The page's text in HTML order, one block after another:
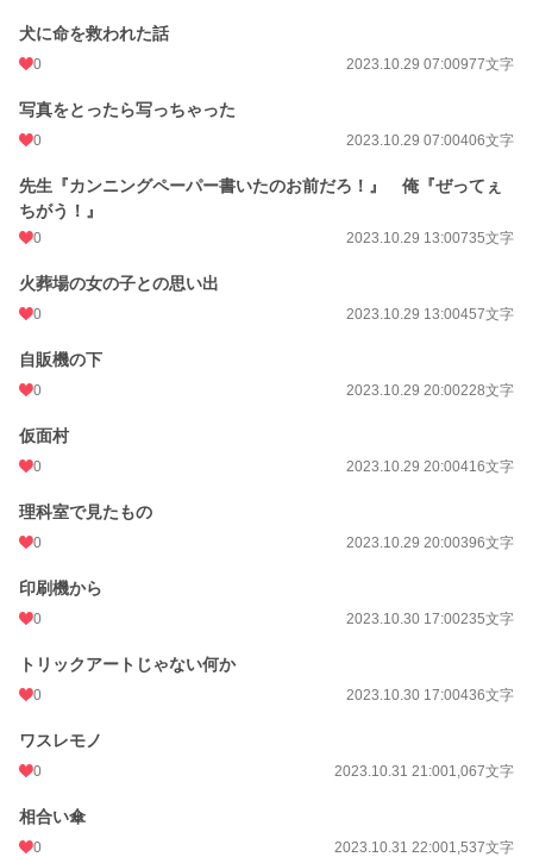
犬に命を救われた話
0 2023.10.29 07:00977文字
写真をとったら写っちゃった
0 2023.10.29 07:00406文字
先生『カンニングペーパー書いたのお前だろ！』 俺『ぜってぇ
ちがう！』
0 2023.10.29 13:00735文字
火葬場の女の子との思い出
0 2023.10.29 13:00457文字
自販機の下
0 2023.10.29 20:00228文字
仮面村
0 2023.10.29 20:00416文字
理科室で見たもの
0 2023.10.29 20:00396文字
印刷機から
0 2023.10.30 17:00235文字
トリックアートじゃない何か
0 2023.10.30 17:00436文字
ワスレモノ
0 2023.10.31 21:001,067文字
相合い傘
0 2023.10.31 22:001,537文字